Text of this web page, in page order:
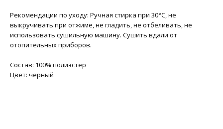
Рекомендации по уходу: Ручная стирка при 30°C, не
выкручивать при отжиме, не гладить, не отбеливать, не
использовать сушильную машину. Сушить вдали от
отопительных приборов.
Состав: 100% полиэстер
Цвет: черный